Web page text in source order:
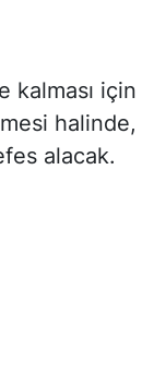
kalması için
halinde,
alacak.